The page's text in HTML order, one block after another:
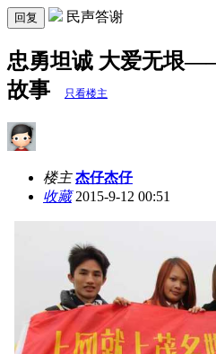
回复 民声答谢
忠勇坦诚 大爱无垠
故事
只看楼主
楼主 杰仔杰仔
收藏2015-9-12 00:51